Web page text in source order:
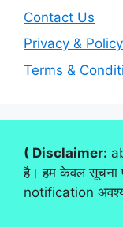
Contact Us
Privacy & Policy
Terms &
( Disclaimer:
है। हम केवल सूचना
notification